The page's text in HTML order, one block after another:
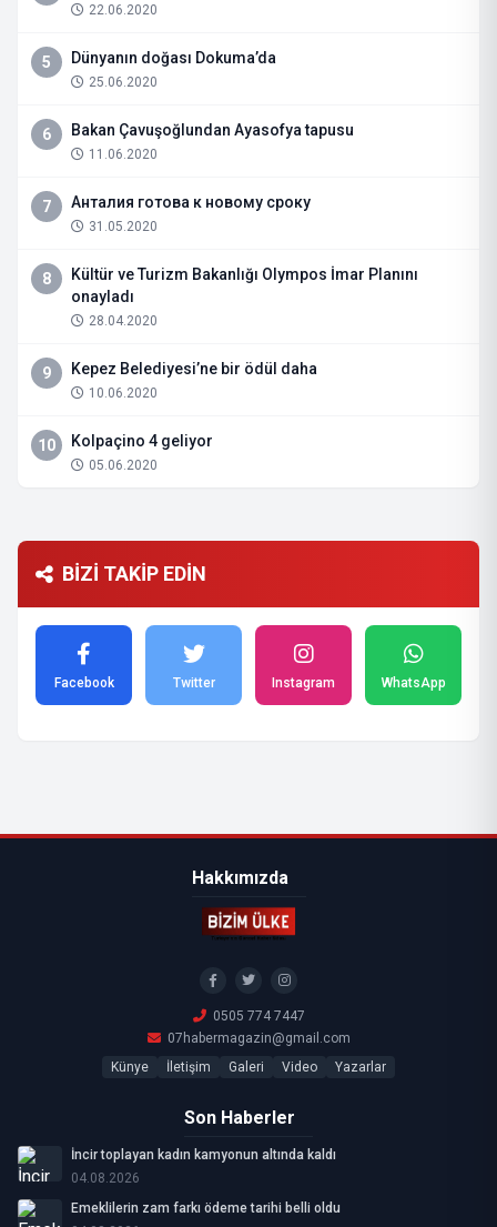
22.06.2020
5 Dünyanın doğası Dokuma’da
25.06.2020
6 Bakan Çavuşoğlundan Ayasofya tapusu
11.06.2020
7 Анталия готова к новому сроку
31.05.2020
8
Kültür ve Turizm Bakanlığı Olympos İmar Planını
onayladı
28.04.2020
9 Kepez Belediyesi’ne bir ödül daha
10.06.2020
10 Kolpaçino 4 geliyor
05.06.2020
BİZİ TAKİP EDİN
Facebook Twitter Instagram WhatsApp
Hakkımızda
0505 774 7447
07habermagazin@gmail.com
Künye
İletişim Galeri Video Yazarlar
Son Haberler
İncir toplayan kadın kamyonun altında kaldı
04.08.2026
Emeklilerin zam farkı ödeme tarihi belli oldu